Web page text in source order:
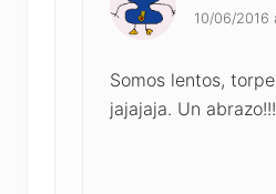
10/06/2016
Somos lentos,
jajajaja. Un abrazo!!!